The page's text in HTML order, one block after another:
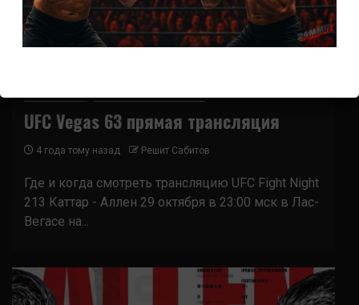
UFC Vegas 63 прямая трансляция
4 года тому назад Решит Сабитов
Где и когда смотреть трансляцию UFC Fight Night
213 Каттар - Аллен 29 октября в 23:00 мск в Лас-
Вегасе на...